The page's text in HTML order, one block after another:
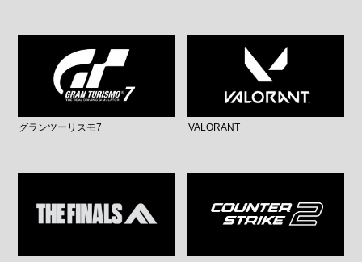
グランツーリスモ7 VALORANT